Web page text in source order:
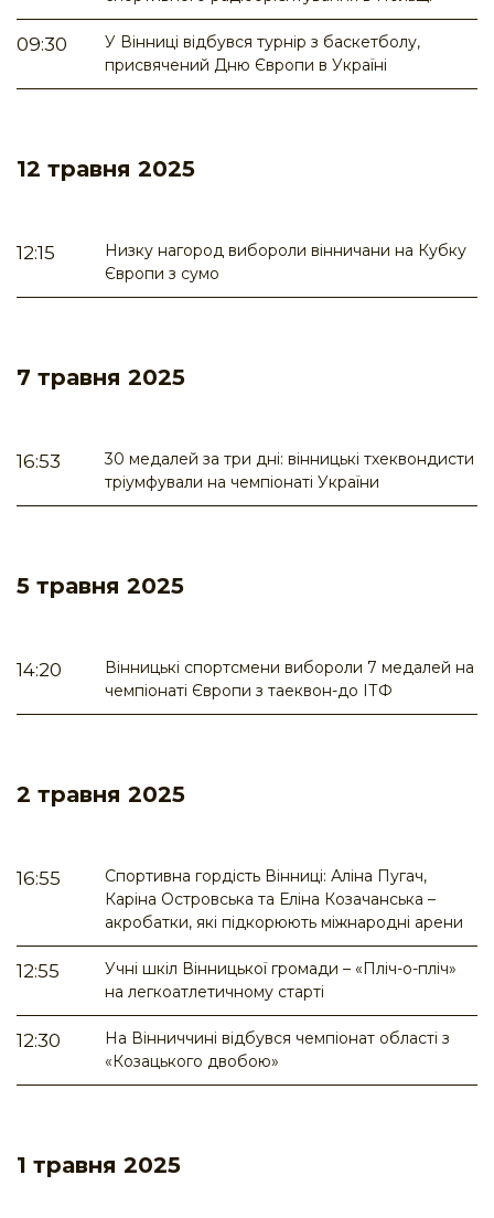
09:30
У Вінниці відбувся турнір з баскетболу,
присвячений Дню Європи в Україні
12 травня 2025
12:15
Низку нагород вибороли вінничани на Кубку
Європи з сумо
7 травня 2025
16:53
30 медалей за три дні: вінницькі тхеквондисти
тріумфували на чемпіонаті України
5 травня 2025
14:20
Вінницькі спортсмени вибороли 7 медалей на
чемпіонаті Європи з таеквон-до ІТФ
2 травня 2025
16:55
Спортивна гордість Вінниці: Аліна Пугач,
Каріна Островська та Еліна Козачанська –
акробатки, які підкорюють міжнародні арени
12:55
Учні шкіл Вінницької громади – «Пліч-о-пліч»
на легкоатлетичному старті
12:30
На Вінниччині відбувся чемпіонат області з
«Козацького двобою»
1 травня 2025